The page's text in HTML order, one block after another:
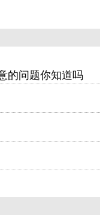
的问题你知道吗